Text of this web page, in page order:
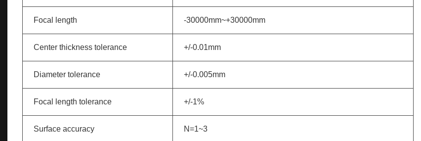
Focal length -30000mm~+30000mm
Center thickness tolerance +/-0.01mm
Diameter tolerance +/-0.005mm
Focal length tolerance +/-1%
Surface accuracy N=1~3